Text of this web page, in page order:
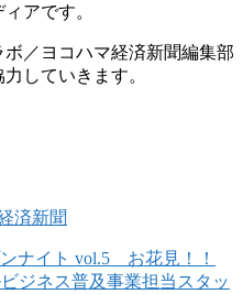
アです。
／ヨコハマ経済新聞編集部
していきます。
済新聞
ナイト vol.5 お花見！！
ジネス普及事業担当スタッ